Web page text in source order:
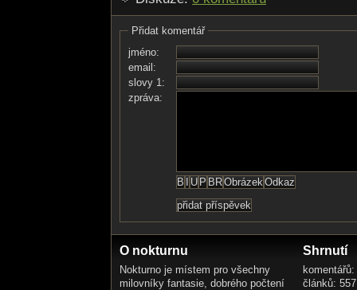
Přidat komentář
jméno:
email:
slovy 1:
zpráva:
O nokturnu
Nokturno je místem pro všechny
milovníky fantasie, dobrého počtení
Shrnutí
článků: 557